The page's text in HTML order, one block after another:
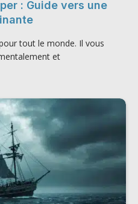
: Guide vers une
tout le monde. Il vous
et